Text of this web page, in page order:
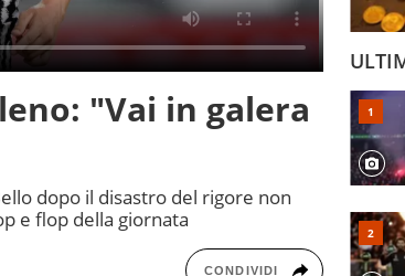
"Vai in galera
dopo il disastro del rigore non
e flop della giornata
CONDIVIDI